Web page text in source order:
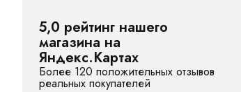
5,0 рейтинг нашего
магазина на
Яндекс.Картах
Более 120 положительных отзывов
реальных покупателей